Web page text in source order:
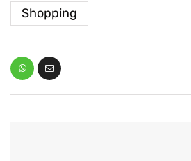
Shopping